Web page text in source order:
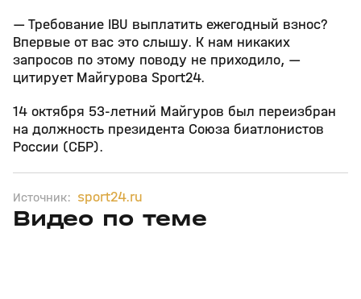
— Требование IBU выплатить ежегодный взнос?
Впервые от вас это слышу. К нам никаких
запросов по этому поводу не приходило, —
цитирует Майгурова Sport24.
14 октября 53‑летний Майгуров был переизбран
на должность президента Союза биатлонистов
России (СБР).
Источник: sport24.ru
Видео по теме
15 апр, 13:09